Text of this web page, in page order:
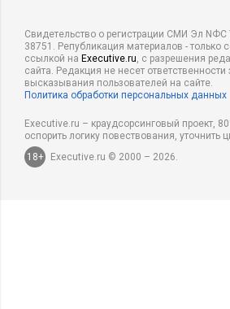
Свидетельство о регистрации СМИ Эл NФС
38751. Републикация материалов - только
ссылкой на Executive.ru, с разрешения
сайта. Редакция не несет ответственности
высказывания пользователей на сайте.
Политика обработки персональных данных
Executive.ru – краудсорсинговый проект,
оспорить логику повествования,
18+
Executive.ru © 2000 – 2026.